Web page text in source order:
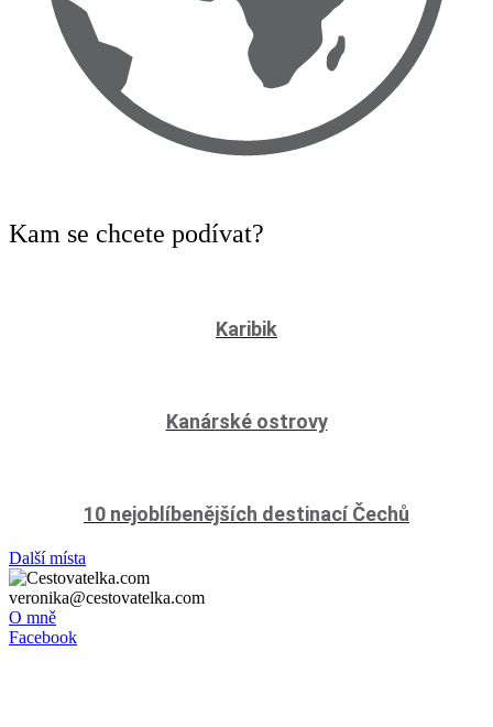
Kam se chcete podívat?
Karibik
Kanárské ostrovy
10 nejoblíbenějších destinací Čechů
Další místa
veronika@cestovatelka.com
O mně
Facebook